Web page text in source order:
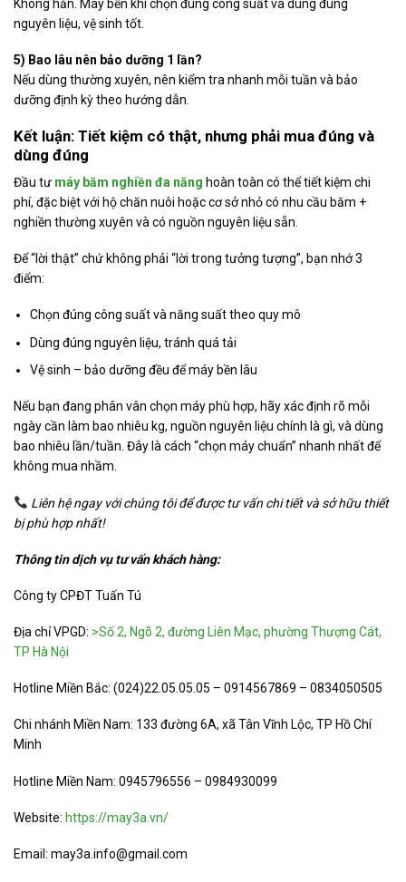
Không hẳn. Máy bền khi chọn đúng công suất và dùng đúng
nguyên liệu, vệ sinh tốt.
5) Bao lâu nên bảo dưỡng 1 lần?
Nếu dùng thường xuyên, nên kiểm tra nhanh mỗi tuần và bảo
dưỡng định kỳ theo hướng dẫn.
Kết luận: Tiết kiệm có thật, nhưng phải mua đúng và
dùng đúng
Đầu tư máy băm nghiền đa năng hoàn toàn có thể tiết kiệm chi
phí, đặc biệt với hộ chăn nuôi hoặc cơ sở nhỏ có nhu cầu băm +
nghiền thường xuyên và có nguồn nguyên liệu sẵn.
Để “lời thật” chứ không phải “lời trong tưởng tượng”, bạn nhớ 3
điểm:
Chọn đúng công suất và năng suất theo quy mô
Dùng đúng nguyên liệu, tránh quá tải
Vệ sinh – bảo dưỡng đều để máy bền lâu
Nếu bạn đang phân vân chọn máy phù hợp, hãy xác định rõ mỗi
ngày cần làm bao nhiêu kg, nguồn nguyên liệu chính là gì, và dùng
bao nhiêu lần/tuần. Đây là cách “chọn máy chuẩn” nhanh nhất để
không mua nhầm.
Liên hệ ngay với chúng tôi để được tư vấn chi tiết và sở hữu thiết
bị phù hợp nhất!
Thông tin dịch vụ tư vấn khách hàng:
Công ty CPĐT Tuấn Tú
Địa chỉ VPGD: >Số 2, Ngõ 2, đường Liên Mạc, phường Thượng Cát,
TP Hà Nội
Hotline Miền Bắc: (024)22.05.05.05 – 0914567869 – 0834050505
Chi nhánh Miền Nam: 133 đường 6A, xã Tân Vĩnh Lộc, TP Hồ Chí
Minh
Hotline Miền Nam: 0945796556 – 0984930099
Website: https://may3a.vn/
Email: may3a.info@gmail.com